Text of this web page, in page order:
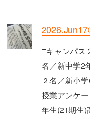
□キャンパス
名／新中学2
２名／新小
授業アンケ
年生(21期生